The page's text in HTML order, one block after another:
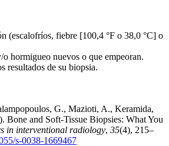
(escalofríos, fiebre [100,4 °F o 38,0 °C] o
hormigueo nuevos o que empeoran.
resultados de su biopsia.
G., Mazioti, A., Keramida,
and Soft-Tissue Biopsies: What You
in interventional radiology, 35(4), 215–
s-0038-1669467